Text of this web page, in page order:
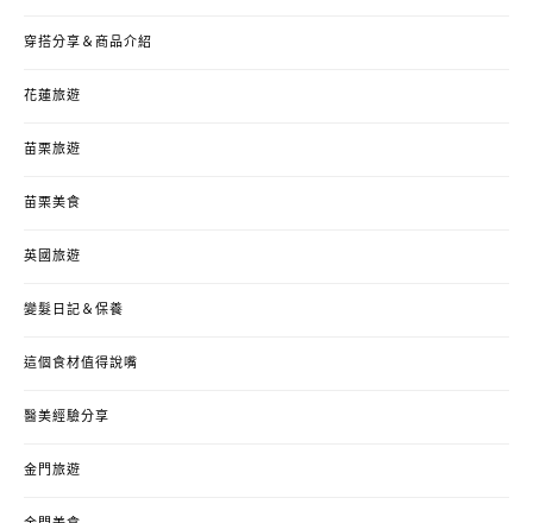
穿搭分享＆商品介紹
花蓮旅遊
苗栗旅遊
苗栗美食
英國旅遊
變髮日記＆保養
這個食材值得說嘴
醫美經驗分享
金門旅遊